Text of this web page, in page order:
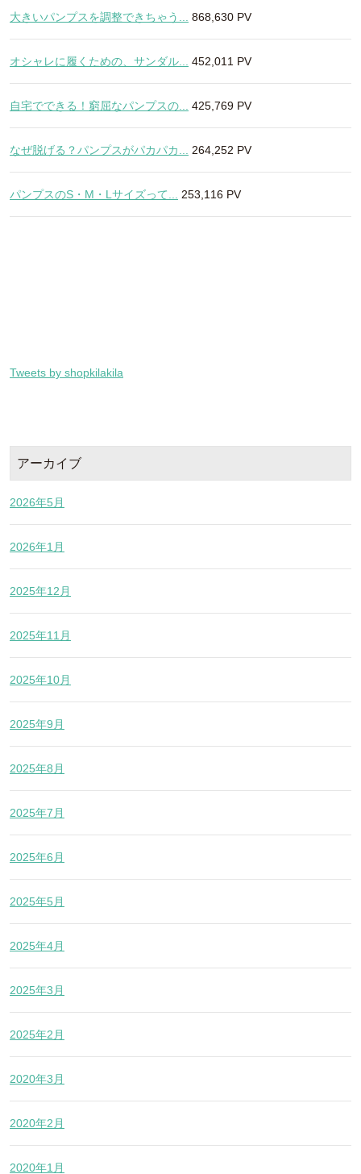
大きいパンプスを調整できちゃう... 868,630 PV
オシャレに履くための、サンダル... 452,011 PV
自宅でできる！窮屈なパンプスの... 425,769 PV
なぜ脱げる？パンプスがパカパカ... 264,252 PV
パンプスのS・M・Lサイズって... 253,116 PV
Tweets by shopkilakila
アーカイブ
2026年5月
2026年1月
2025年12月
2025年11月
2025年10月
2025年9月
2025年8月
2025年7月
2025年6月
2025年5月
2025年4月
2025年3月
2025年2月
2020年3月
2020年2月
2020年1月